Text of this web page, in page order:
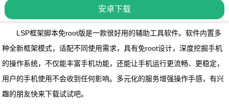
安卓下载
LSP框架脚本免root版是一款很好用的辅助工具软件。软件内置多
种全新框架模式，适配不同使用需求，具有免root设计，深度挖掘手机
的操作系统，不仅能丰富手机功能，还能让手机运行更流畅、更稳定，
用户的手机使用不会收到任何影响。多元化的服务增强操作手感，有兴
趣的朋友快来下载试试吧。